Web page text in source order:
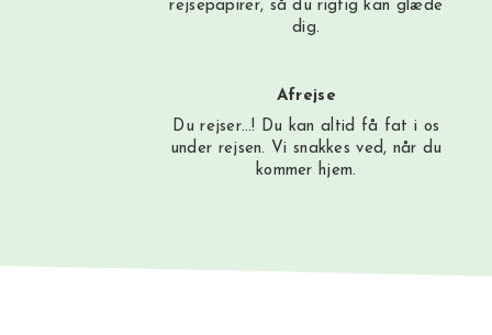
rejsepapirer, så du rigtig kan glæde
dig.
Afrejse
Du rejser…! Du kan altid få fat i os
under rejsen. Vi snakkes ved, når du
kommer hjem.